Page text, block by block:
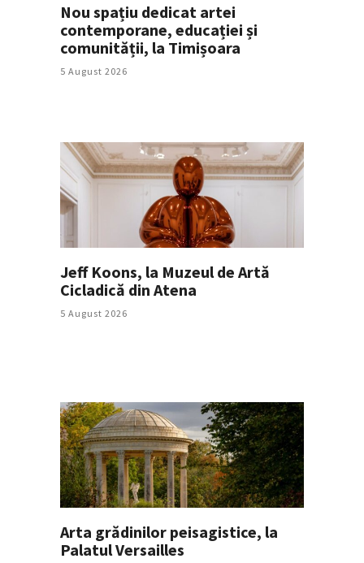
Nou spațiu dedicat artei
contemporane, educației și
comunității, la Timișoara
5 August 2026
Jeff Koons, la Muzeul de Artă
Cicladică din Atena
5 August 2026
Arta grădinilor peisagistice, la
Palatul Versailles